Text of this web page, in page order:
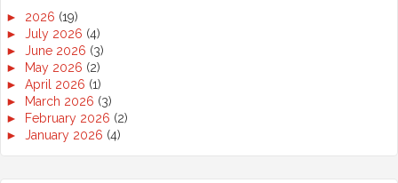
► 2026 (19)
► July 2026 (4)
► June 2026 (3)
►
May 2026 (2)
► April 2026 (1)
►
March 2026 (3)
►
February 2026 (2)
► January 2026 (4)